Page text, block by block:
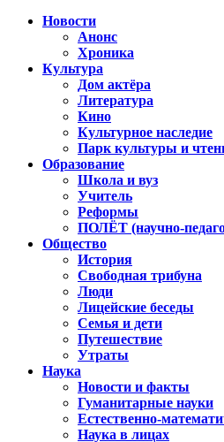
Новости
Анонс
Хроника
Культура
Дом актёра
Литература
Кино
Культурное наследие
Парк культуры и
Образование
Школа и вуз
Учитель
Реформы
ПОЛЁТ (научно-
Общество
История
Свободная трибуна
Люди
Лицейские беседы
Семья и дети
Путешествие
Утраты
Наука
Новости и факты
Гуманитарные науки
Естественно-
Наука в лицах